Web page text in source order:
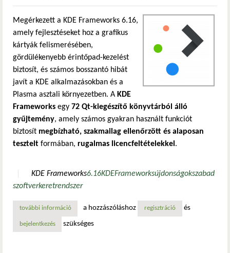
Megérkezett a KDE Frameworks 6.16,
amely fejlesztéseket hoz a grafikus
kártyák felismerésében,
gördülékenyebb érintőpad-kezelést
biztosít, és számos bosszantó hibát
javít a KDE alkalmazásokban és a
Plasma asztali környezetben. A KDE
Frameworks egy 72 Qt-kiegészítő könyvtárból álló
gyűjtemény, amely számos gyakran használt funkciót
biztosít megbízható, szakmailag ellenőrzött és alaposan
tesztelt formában, rugalmas licencfeltételekkel .
KDE Frameworks6.16KDEFrameworksújdonságokszabad
szoftverkeretrendszer
további információkde frameworks 6.16 – okosabb gpu-választás és
a hozzászóláshoz regisztráció és
bejelentkezés szükséges